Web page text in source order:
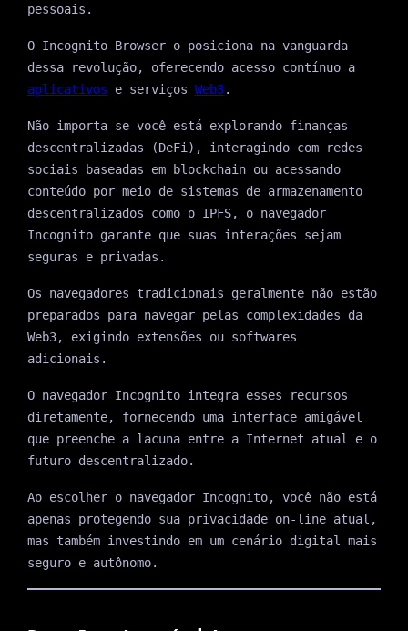
pessoais.
O Incognito Browser o posiciona na vanguarda
dessa revolução, oferecendo acesso contínuo a
aplicativos e serviços Web3.
Não importa se você está explorando finanças
descentralizadas (DeFi), interagindo com redes
sociais baseadas em blockchain ou acessando
conteúdo por meio de sistemas de armazenamento
descentralizados como o IPFS, o navegador
Incognito garante que suas interações sejam
seguras e privadas.
Os navegadores tradicionais geralmente não estão
preparados para navegar pelas complexidades da
Web3, exigindo extensões ou softwares
adicionais.
O navegador Incognito integra esses recursos
diretamente, fornecendo uma interface amigável
que preenche a lacuna entre a Internet atual e o
futuro descentralizado.
Ao escolher o navegador Incognito, você não está
apenas protegendo sua privacidade on-line atual,
mas também investindo em um cenário digital mais
seguro e autônomo.